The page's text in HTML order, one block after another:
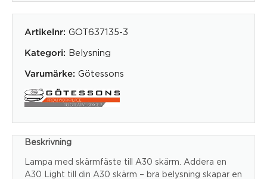
Artikelnr: GOT637135-3
Kategori: Belysning
Varumärke: Götessons
Beskrivning
Lampa med skärmfäste till A30 skärm. Addera en
A30 Light till din A30 skärm – bra belysning skapar en